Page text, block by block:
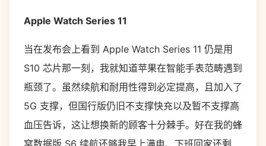
Apple Watch Series 11
当在发布会上看到 Apple Watch Series 11 仍是用
S10 芯片那一刻，我就知道苹果在智能手表范畴遇到
瓶颈了。虽然续航和耐用性得到必定提高，且加入了
5G 支撑，但国行版仍旧不支撑快充以及暂不支撑高
血压告诉，这让想换新的顾客十分棘手。好在我的蜂
窝数据版 S6 续航还够我早上满电、下班回家还剩